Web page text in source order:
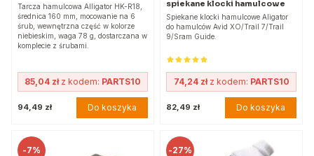
Tarcza hamulcowa Alligator HK-R18,
średnica 160 mm, mocowanie na 6
śrub, wewnętrzna część w kolorze
niebieskim, waga 78 g, dostarczana w
komplecie z śrubami.
85,04 złz kodem: PARTS10
94,49 zł Do koszyka
spiekane klocki hamulcowe
Spiekane klocki hamulcowe Aligator
do hamulców Avid XO/Trail 7/Trail
9/Sram Guide.
74,24 złz kodem: PARTS10
82,49 zł Do koszyka
-7% -27%